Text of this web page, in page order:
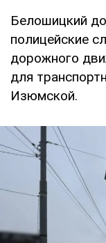
Белошицкий
полицейские
дорожного
для
Изюмской.